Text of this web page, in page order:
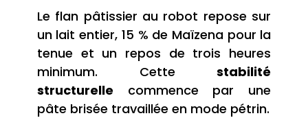
Le flan pâtissier au robot repose sur
un lait entier, 15 % de Maïzena pour la
tenue et un repos de trois heures
minimum. Cettestabilité
structurelle commence par une
pâte brisée travaillée en mode pétrin.